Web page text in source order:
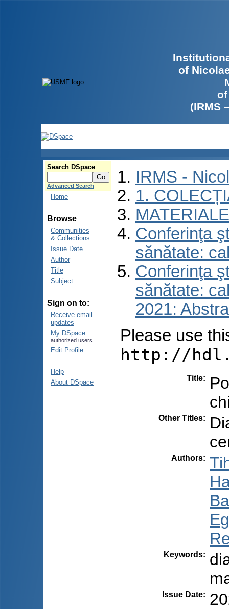
of
(IRMS
Search DSpace
Advanced Search
Home
Browse
Communities
& Collections
Issue Date
Author
Title
Subject
Sign on to:
Receive email
updates
My DSpace
authorized users
Edit Profile
Help
About DSpace
IRMS -
1.
Conferinţa
sănătate:
Conferinţa
sănătate:
2021:
Please use
http://
Title:
Other Titles:
Authors:
Keywords:
Issue Date: